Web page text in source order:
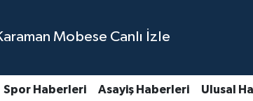
Mobese Canlı İzle
Spor Haberleri Asayiş Haberleri Ulusal